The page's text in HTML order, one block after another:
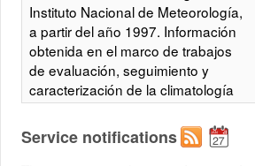
Instituto Nacional de Meteorología,
a partir del año 1997. Información
obtenida en el marco de trabajos
de evaluación, seguimiento y
caracterización de la climatología
de Andalucía. Integrado en la
Infraestructura de Datos Espaciales
de Andalucía, siguiendo las
Service notifications